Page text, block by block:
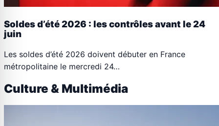
Soldes d’été 2026 : les contrôles avant le 24
juin
Les soldes d’été 2026 doivent débuter en France
métropolitaine le mercredi 24…
Culture & Multimédia